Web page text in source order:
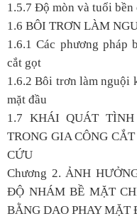
1.5.7 Độ mòn và tuổi bền
1.6 BÔI TRƠN LÀM
1.6.1 Các phương
cắt gọt
1.6.2 Bôi trơn làm nguội
mặt đầu
1.7 KHÁI QUÁT
TRONG GIA CÔNG
CỨU
Chương 2. ẢNH
ĐỘ NHÁM BỀ MẶT
BẰNG DAO PHAY MẶT